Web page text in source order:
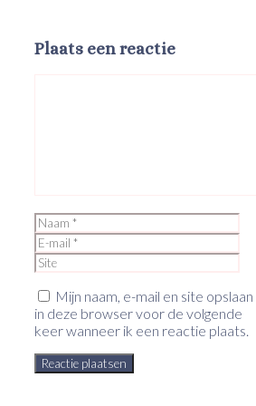
Plaats een reactie
Naam
mail
Mijn naam, e-mail en site opslaan
in deze browser voor de volgende
keer wanneer ik een reactie plaats.